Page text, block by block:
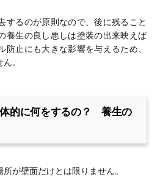
するのが原則なので、後に残ること
養生の良し悪しは塗装の出来映えば
止にも大きな影響を与えるため、
。
的に何をするの？ 養生の
が壁面だけとは限りません。